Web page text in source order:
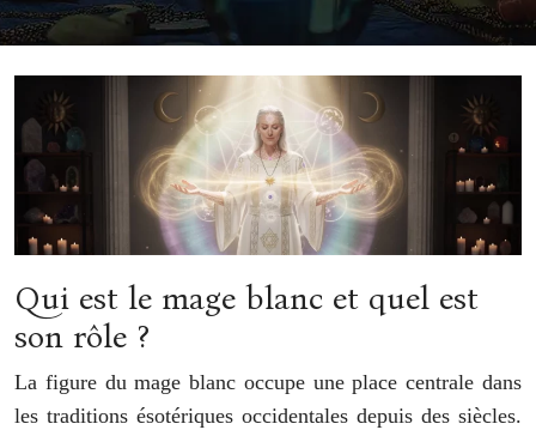
Qui est le mage blanc et quel est
son rôle ?
La figure du mage blanc occupe une place centrale dans
les traditions ésotériques occidentales depuis des siècles.